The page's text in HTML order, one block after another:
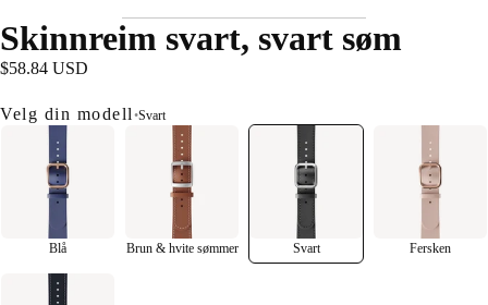
Skinnreim svart, svart søm
$58.84 USD
Velg din modell •Svart
Blå Brun & hvite sømmer Svart Fersken